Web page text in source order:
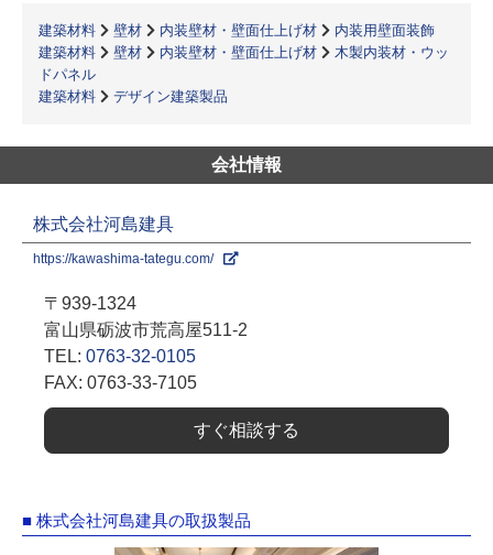
建築材料 壁材 内装壁材・壁面仕上げ材
内装用壁面装飾
建築材料
壁材 内装壁材・壁面仕上げ材
木製内装材・ウッ
ドパネル
建築材料
デザイン建築製品
会社情報
株式会社河島建具
https://kawashima-tategu.com/
〒939-1324
富山県砺波市荒高屋511-2
TEL: 0763-32-0105
FAX: 0763-33-7105
すぐ相談する
■ 株式会社河島建具の取扱製品